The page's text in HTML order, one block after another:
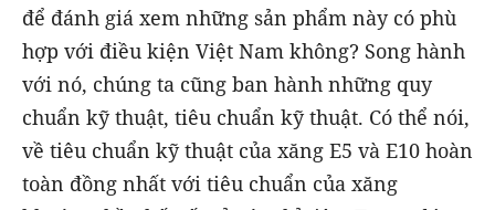
để đánh giá xem những sản phẩm này có phù
hợp với điều kiện Việt Nam không? Song hành
với nó, chúng ta cũng ban hành những quy
chuẩn kỹ thuật, tiêu chuẩn kỹ thuật. Có thể nói,
về tiêu chuẩn kỹ thuật của xăng E5 và E10 hoàn
toàn đồng nhất với tiêu chuẩn của xăng